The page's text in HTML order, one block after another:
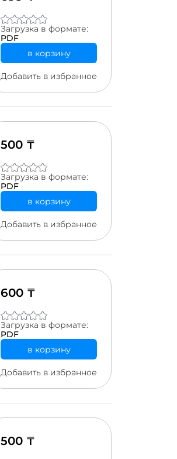
Загрузка в формате:
PDF
в корзину
Добавить в избранное
500 ₸
Загрузка в формате:
PDF
в корзину
Добавить в избранное
600 ₸
Загрузка в формате:
PDF
в корзину
Добавить в избранное
500 ₸